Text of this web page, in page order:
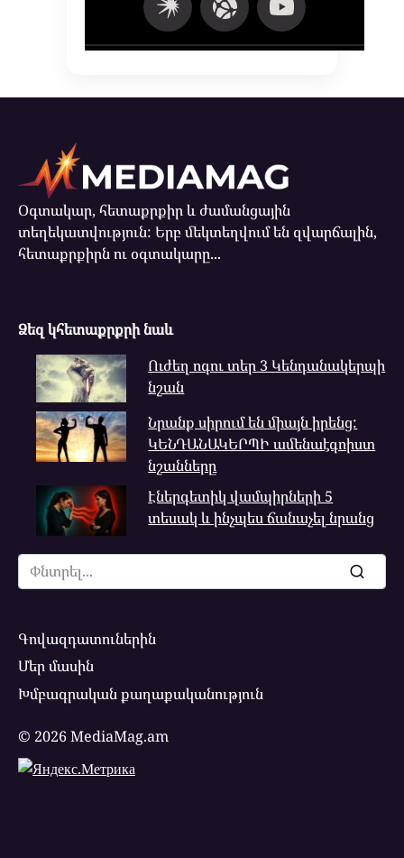
Օգտակար, հետաքրքիր և ժամանցային
տեղեկատվություն: Երբ մեկտեղվում են զվարճալին,
հետաքրքիրն ու օգտակարը...
Ձեզ կհետաքրքրի նաև
Ուժեղ ոգու տեր 3 Կենդանակերպի
նշան
Նրանք սիրում են միայն իրենց:
ԿԵՆԴԱՆԱԿԵՐՊԻ ամենաէգոիստ
նշանները
Էներգետիկ վամպիրների 5
տեսակ և ինչպես ճանաչել նրանց
Search
for:
Գովազդատուներին
Մեր մասին
Խմբագրական քաղաքականություն
© 2026 MediaMag.am